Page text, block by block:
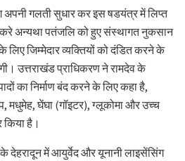
अपनी गलती सुधार कर इस षडयंत्र में लिप्त
करे अन्यथा पतंजलि को हुए संस्थागत नुकसान
लिए जिम्मेदार व्यक्तियों को दंडित करने के
उत्तराखंड प्राधिकरण ने रामदेव के
का निर्माण बंद करने के लिए कहा है,
मधुमेह, घेंघा (गॉइटर), ग्लूकोमा और उच्च
है।
देहरादून में आयुर्वेद और यूनानी लाइसेंसिंग